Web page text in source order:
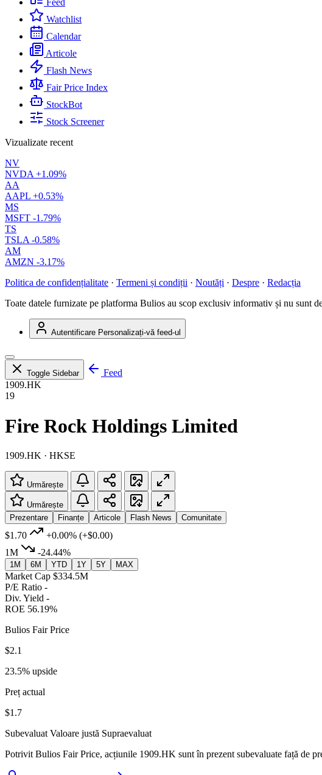
Feed
Watchlist
Calendar
Articole
Flash News
Fair Price Index
StockBot
Stock Screener
Vizualizate recent
NV
NVDA +1.09%
AA
AAPL +0.53%
MS
MSFT -1.79%
TS
TSLA -0.58%
AM
AMZN -3.17%
Politica de confidențialitate · Termeni și condiții · Noutăți · Despre · Redacția
Toate datele furnizate pe platforma Bulios au scop exclusiv informativ și nu sunt
Autentificare Personalizați-vă feed-ul
Toggle Sidebar
Feed
1909.HK
19
Fire Rock Holdings Limited
1909.HK · HKSE
Urmărește
Urmărește
Prezentare
Finanțe Articole Flash News Comunitate
$1.70 +0.00% (+$0.00)
1M
-24.44%
1M 6M YTD 1Y 5Y MAX
Market Cap $334.5M
P/E Ratio -
Div. Yield -
ROE 56.19%
Bulios Fair Price
$2.1
23.5% upside
Preț actual
$1.7
Subevaluat Valoare justă Supraevaluat
Potrivit Bulios Fair Price, acțiunile 1909.HK sunt în prezent subevaluate față de